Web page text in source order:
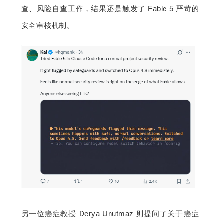
查、风险自查工作，结果还是触发了 Fable 5 严苛的
安全审核机制。
另一位癌症教授 Derya Unutmaz 则提问了关于癌症